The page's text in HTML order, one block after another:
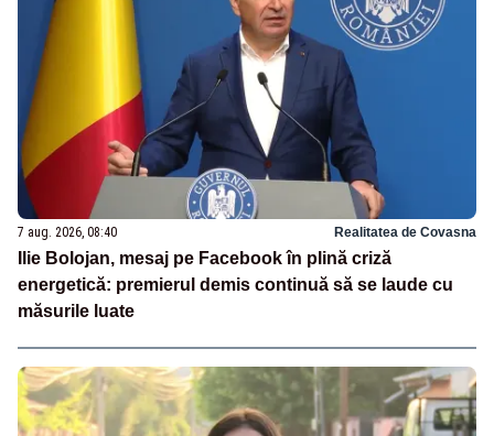
7 aug. 2026, 08:40 Realitatea de Covasna
Ilie Bolojan, mesaj pe Facebook în plină criză
energetică: premierul demis continuă să se laude cu
măsurile luate